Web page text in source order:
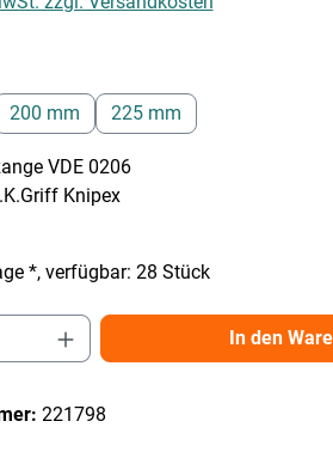
200 mm
225 mm
VDE 0206
Knipex
*, verfügbar: 28 Stück
Gib den In den
221798